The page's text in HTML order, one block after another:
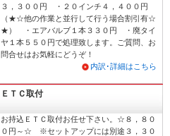
３，３００円 ・２０インチ４，４００円
（★☆他の作業と並行して行う場合割引有☆
★） ・エアバルブ１本３３０円 ・廃タイ
ヤ１本５５０円で処理致します。ご質問、お
問合せはお気軽にどうぞ！
内訳･詳細はこちら
ＥＴＣ取付
お持込ＥＴＣ取付お任せ下さい。☆８，８０
０円～☆ ※セットアップには別途３，３０